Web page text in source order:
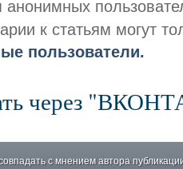
анонимных
к статьям могут
пользователи.
через
с мнением автора